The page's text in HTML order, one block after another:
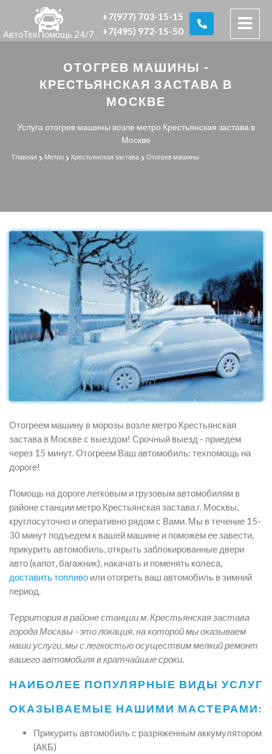
АвтоТехПомощь 24/7
+7(977) 703-15-15
+7(495) 972-15-50
ОТОГРЕВ МАШИНЫ -
КРЕСТЬЯНСКАЯ ЗАСТАВА В
МОСКВЕ
Услуга отогрев машины возле метро Крестьянская застава в
Москве
Главная Метро Крестьянская застава Отогрев машины
Отогреем машину в морозы возле метро Крестьянская
застава в Москве с выездом! Срочный выезд - приедем
через 15 минут. Отогреем Ваш автомобиль: техпомощь на
дороге!
Помощь на дороге легковым и грузовым автомобилям в
районе станции метро Крестьянская застава г. Москвы,
круглосуточно и оперативно рядом с Вами. Мы в течение 15-
30 минут подъедем к вашей машине и поможем ее завести,
прикурить автомобиль, открыть заблокированные двери
авто (капот, багажник), накачать и поменять колеса,
доставить топливо или отогреть ваш автомобиль в зимний
период.
Территория в районе станции м. Крестьянская застава
города Москвы - это локация, на которой мы оказываем
наши услуги, мы с легкостью осуществим мелкий ремонт
вашего автомобиля в кратчайшие сроки.
НАИБОЛЕЕ ПОПУЛЯРНЫЕ ВИДЫ УСЛУГ
ОКАЗЫВАЕМЫЕ НАШИМИ МАСТЕРАМИ:
Прикурить автомобиль с разряженным аккумулятором
(АКБ)